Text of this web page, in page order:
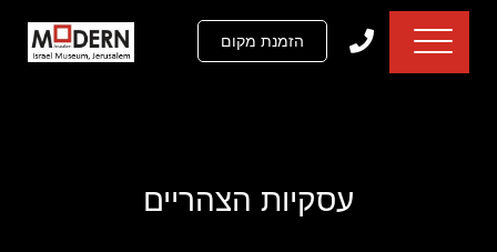
דלג לסרגל הניווט
דלג לתוכן
הזמנת מקום
עסקיות הצהריים